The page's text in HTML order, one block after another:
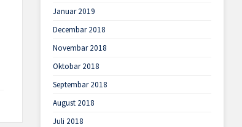
Januar 2019
Decembar 2018
Novembar 2018
Oktobar 2018
Septembar 2018
August 2018
Juli 2018